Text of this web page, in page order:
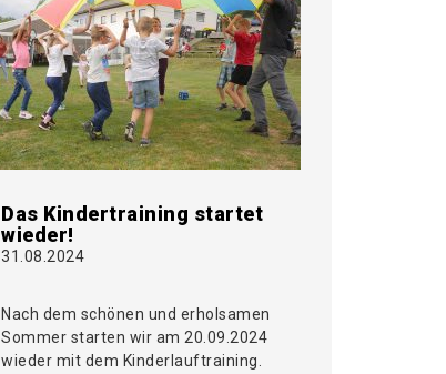
Das Kindertraining startet
wieder!
31.08.2024
Nach dem schönen und erholsamen
Sommer starten wir am 20.09.2024
wieder mit dem Kinderlauftraining.